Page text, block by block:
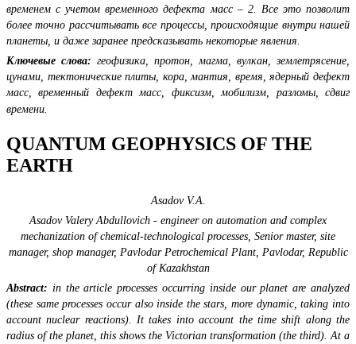
временем с учетом временного дефекта масс – 2. Все это позволит
более точно рассчитывать все процессы, происходящие внутри нашей
планеты, и даже заранее предсказывать некоторые явления.
Ключевые слова: геофизика, протон, магма, вулкан, землетрясение,
цунами, тектонические плиты, кора, мантия, время, ядерный дефект
масс, временный дефект масс, фиксизм, мобилизм, разломы, сдвиг
времени.
QUANTUM GEOPHYSICS OF THE
EARTH
Asadov V.А.
Asadov Valery Abdullovich - engineer on automation and complex
mechanization of chemical-technological processes, Senior master, site
manager, shop manager, Pavlodar Petrochemical Plant, Pavlodar, Republic
of Kazakhstan
Abstract: in the article processes occurring inside our planet are analyzed
(these same processes occur also inside the stars, more dynamic, taking into
account nuclear reactions). It takes into account the time shift along the
radius of the planet, this shows the Victorian transformation (the third). At a